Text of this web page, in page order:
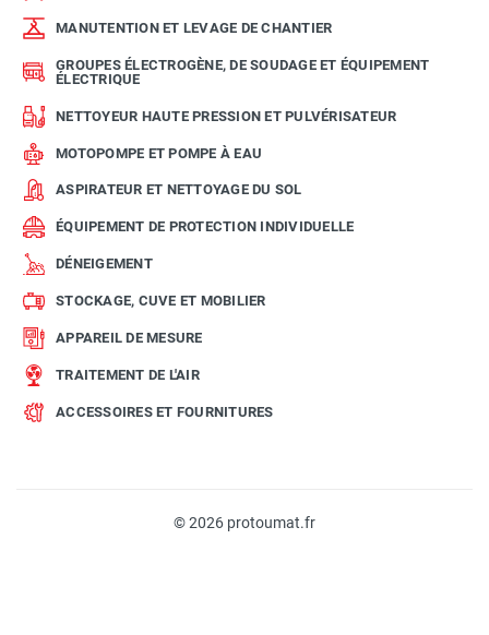
MANUTENTION ET LEVAGE DE CHANTIER
GROUPES ÉLECTROGÈNE, DE SOUDAGE ET ÉQUIPEMENT
ÉLECTRIQUE
NETTOYEUR HAUTE PRESSION ET PULVÉRISATEUR
MOTOPOMPE ET POMPE À EAU
ASPIRATEUR ET NETTOYAGE DU SOL
ÉQUIPEMENT DE PROTECTION INDIVIDUELLE
DÉNEIGEMENT
STOCKAGE, CUVE ET MOBILIER
APPAREIL DE MESURE
TRAITEMENT DE L'AIR
ACCESSOIRES ET FOURNITURES
© 2026 protoumat.fr